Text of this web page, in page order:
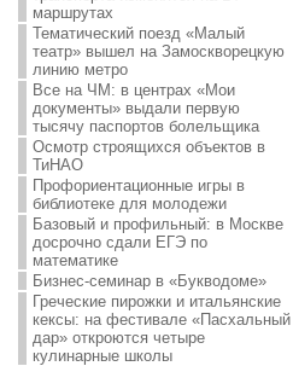
маршрутах
Тематический поезд «Малый
театр» вышел на Замоскворецкую
линию метро
Все на ЧМ: в центрах «Мои
документы» выдали первую
тысячу паспортов болельщика
Осмотр строящихся объектов в
ТиНАО
Профориентационные игры в
библиотеке для молодежи
Базовый и профильный: в Москве
досрочно сдали ЕГЭ по
математике
Бизнес-семинар в «Букводоме»
Греческие пирожки и итальянские
кексы: на фестивале «Пасхальный
дар» откроются четыре
кулинарные школы